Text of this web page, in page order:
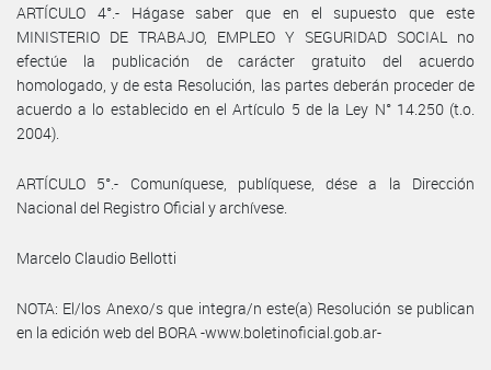
ARTÍCULO 4°.- Hágase saber que en el supuesto que este
MINISTERIO DE TRABAJO, EMPLEO Y SEGURIDAD SOCIAL no
efectúe la publicación de carácter gratuito del acuerdo
homologado, y de esta Resolución, las partes deberán proceder de
acuerdo a lo establecido en el Artículo 5 de la Ley N° 14.250 (t.o.
2004).
ARTÍCULO 5°.- Comuníquese, publíquese, dése a la Dirección
Nacional del Registro Oficial y archívese.
Marcelo Claudio Bellotti
NOTA: El/los Anexo/s que integra/n este(a) Resolución se publican
en la edición web del BORA -www.boletinoficial.gob.ar-